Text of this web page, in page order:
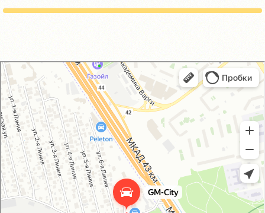
GM-City&VAG-Repair
Автосервис, автотехцентр в Москве
Магазин автозапчастей и автотоваров в Москве